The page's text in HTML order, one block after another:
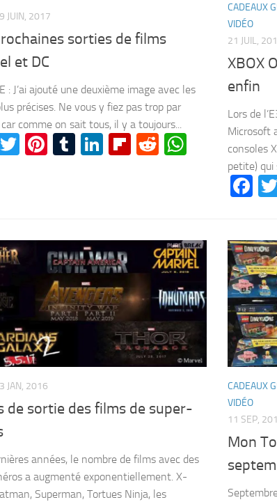
JUIN, 2017
sorties de films
et DC
: J’ai ajouté une deuxième image avec les
précises. Ne vous y fiez pas trop par
comme on sait tous, il y a toujours...
Twitter
Pinterest
Tumblr
LinkedIn
Flipboard
Reddit
CADEAUX
VIDÉO
21 JUIL,
XBOX
enfin
Lors de
Microsoft
consoles
petite) qui
JAN, 2016
de sortie des films de super-
années, le nombre de films avec des
a augmenté exponentiellement. X-
Superman, Tortues Ninja, les
CADEAUX
VIDÉO
11 SEP,
Mon